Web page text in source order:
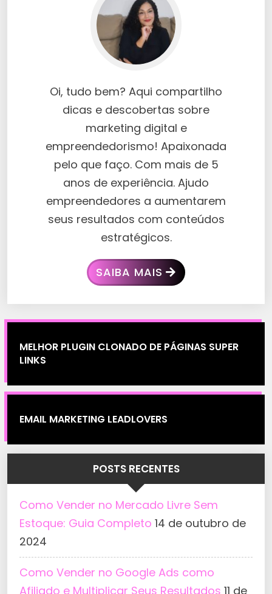
Oi, tudo bem? Aqui compartilho
dicas e descobertas sobre
marketing digital e
empreendedorismo! Apaixonada
pelo que faço. Com mais de 5
anos de experiência. Ajudo
empreendedores a aumentarem
seus resultados com conteúdos
estratégicos.
SAIBA MAIS
MELHOR PLUGIN CLONADO DE PÁGINAS SUPER
LINKS
EMAIL MARKETING LEADLOVERS
POSTS RECENTES
Como Vender no Mercado Livre Sem
Estoque: Guia Completo 14 de outubro de
2024
Como Vender no Google Ads como
Afiliado e Multiplicar Seus Resultados 11 de